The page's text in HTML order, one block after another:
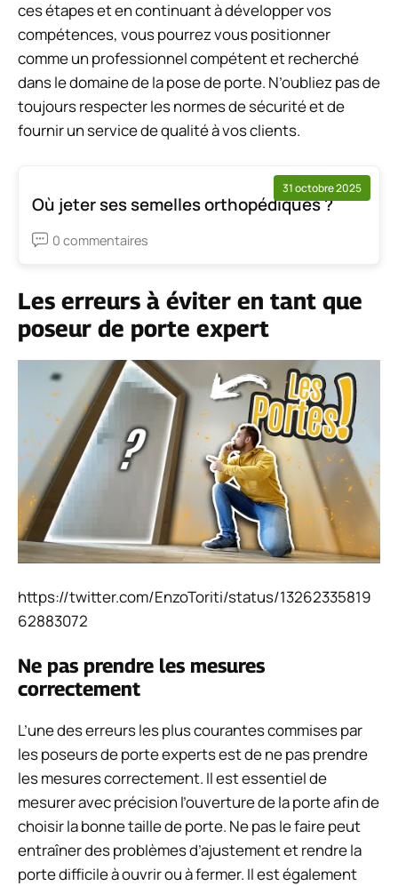
ces étapes et en continuant à développer vos
compétences, vous pourrez vous positionner
comme un professionnel compétent et recherché
dans le domaine de la pose de porte. N’oubliez pas de
toujours respecter les normes de sécurité et de
fournir un service de qualité à vos clients.
31 octobre 2025
Où jeter ses semelles orthopédiques ?
0 commentaires
Les erreurs à éviter en tant que
poseur de porte expert
https://twitter.com/EnzoToriti/status/13262335819
62883072
Ne pas prendre les mesures
correctement
L’une des erreurs les plus courantes commises par
les poseurs de porte experts est de ne pas prendre
les mesures correctement. Il est essentiel de
mesurer avec précision l’ouverture de la porte afin de
choisir la bonne taille de porte. Ne pas le faire peut
entraîner des problèmes d’ajustement et rendre la
porte difficile à ouvrir ou à fermer. Il est également